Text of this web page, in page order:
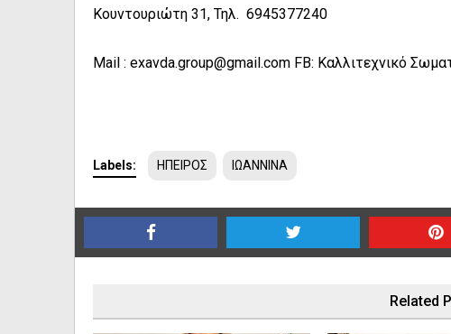
Κουντουριώτη 31, Τηλ. 6945377240
Mail : exavda.group@gmail.com FB: Καλλιτεχνικό
Labels: ΗΠΕΙΡΟΣ ΙΩΑΝΝΙΝΑ
Related